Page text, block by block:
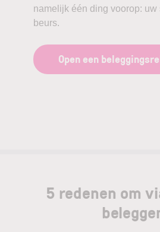
namelijk één ding voorop: uw
beurs.
Open een
5 redenen om